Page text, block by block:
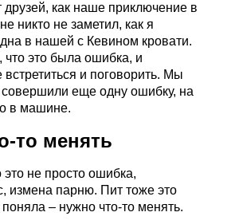
друзей, как наше приключение в
никто не заметил, как я
в нашей с Кевином кровати.
это была ошибка, и
и поговорить. Мы
совершили еще одну ошибку, на
в машине.
то менять
не просто ошибка,
измена парню. Пит тоже это
– нужно что-то менять.